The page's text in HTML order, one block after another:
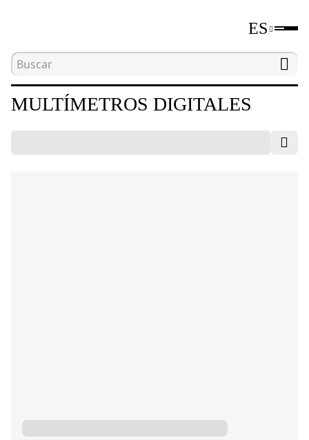
ES
Inicio Herramientas de medición
MULTÍMETROS DIGITALES